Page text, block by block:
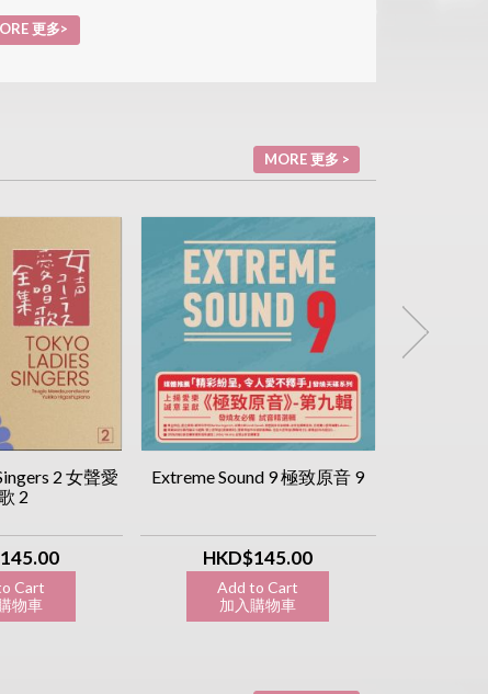
更多>
2 女聲愛
2
Cart
物車
Extreme Sound 9 極致原音 9
HKD$145.00
Add to Cart
加入購物車
MORE 更多 >